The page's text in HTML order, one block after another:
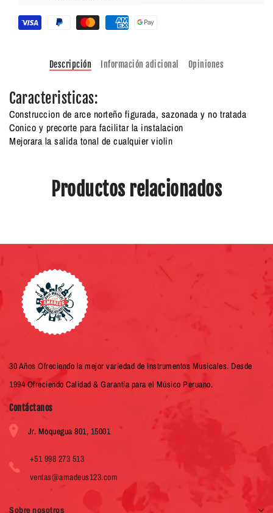
Descripción Información adicional Opiniones
Caracteristicas:
Construccion de arce norteño figurada, sazonada y no tratada
Conico y precorte para facilitar la instalacion
Mejorara la salida tonal de cualquier violin
Productos relacionados
30 Años Ofreciendo la mejor variedad de Instrumentos Musicales. Desde
1994 Ofreciendo Calidad & Garantía para el Músico Peruano.
Contáctanos
Jr. Moquegua 801, 15001
+51 998 273 513
ventas@amadeus123.com
Sobre nosotros